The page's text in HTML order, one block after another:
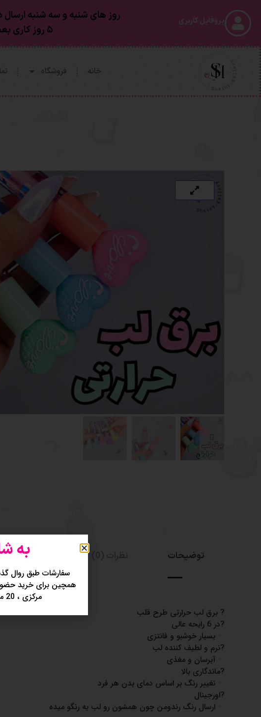
پروفایل کاربری روز های شنبه و سه شنبه ارسال
۵ روز کاری بعد از ارسال به دستتون خواهد رسید
خانه فروشگاه
توضیحات
? برق لب حرارتی طرح قلب
?در 6 رایحه عالی
بسیار خوشبو و فانتزی
?نرم و لطیف کننده لب
آبرسان و مغذی
?ماندگاری بالا
تغییر رنگ بر اساس دمای بدن هر فرد
?اورجینال
ارسال رنگ رندومن چون همشون رو لب یه رنگو میده
به
سفارشات طبق روال
همچین برای خرید
مرکزی ، 20 متری گلستان غربی پاساژ آی مال ، پلاک 18 مراجعه نمایید.